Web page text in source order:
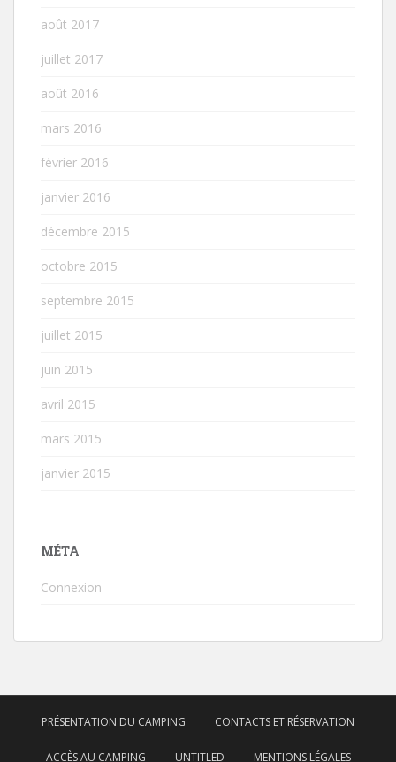
août 2017
juillet 2017
août 2016
mars 2016
février 2016
janvier 2016
décembre 2015
octobre 2015
septembre 2015
juillet 2015
juin 2015
avril 2015
mars 2015
janvier 2015
MÉTA
Connexion
PRÉSENTATION DU CAMPING CONTACTS ET RÉSERVATION
ACCÈS AU CAMPING UNTITLED MENTIONS LÉGALES